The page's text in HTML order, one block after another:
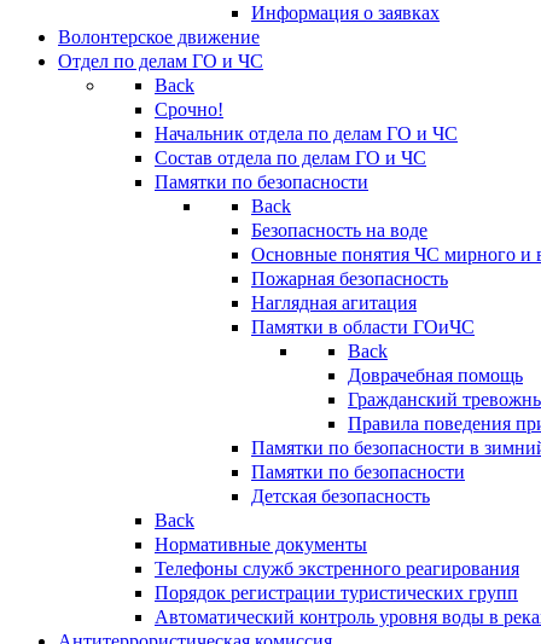
Информация о заявках
Волонтерское движение
Отдел по делам ГО и ЧС
Back
Срочно!
Начальник отдела по делам ГО и ЧС
Состав отдела по делам ГО и ЧС
Памятки по безопасности
Back
Безопасность на воде
Основные понятия ЧС мирного и
Пожарная безопасность
Наглядная агитация
Памятки в области ГОиЧС
Back
Доврачебная помощь
Гражданский
Правила поведения
Памятки по безопасности в
Памятки по безопасности
Детская безопасность
Back
Нормативные документы
Телефоны служб экстренного реагирования
Порядок регистрации туристических групп
Автоматический контроль уровня воды в